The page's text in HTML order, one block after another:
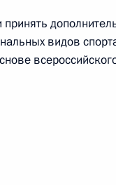
Официальные
сетевые ресурсы
принять
видов